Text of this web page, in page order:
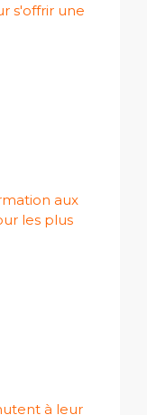
s'offrir une
aux
les plus
à leur